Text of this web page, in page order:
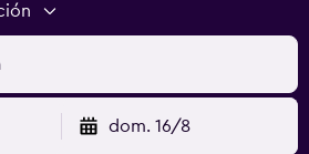
dom. 16/8